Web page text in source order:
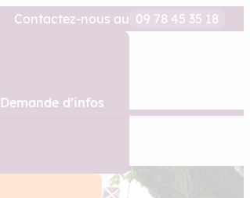
Contactez-nous au 09 78 45 35 18
Demande d’infos